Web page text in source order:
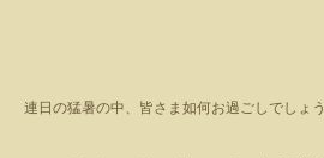
連日の猛暑の中、皆さま如何お過ごしでしょ